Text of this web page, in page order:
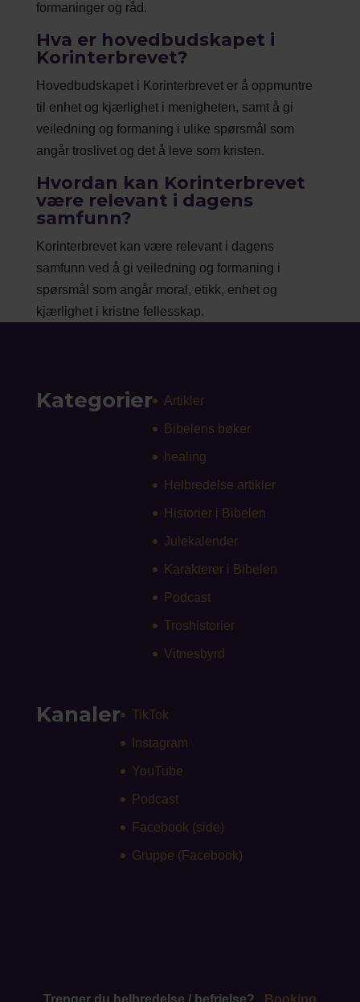
formaninger og råd.
Hva er hovedbudskapet i
Korinterbrevet?
Hovedbudskapet i Korinterbrevet er å oppmuntre
til enhet og kjærlighet i menigheten, samt å gi
veiledning og formaning i ulike spørsmål som
angår troslivet og det å leve som kristen.
Hvordan kan Korinterbrevet
være relevant i dagens
samfunn?
Korinterbrevet kan være relevant i dagens
samfunn ved å gi veiledning og formaning i
spørsmål som angår moral, etikk, enhet og
kjærlighet i kristne fellesskap.
Kategorier Artikler
Bibelens bøker
healing
Helbredelse artikler
Historier i Bibelen
Julekalender
Karakterer i Bibelen
Podcast
Troshistorier
Vitnesbyrd
Kanaler TikTok
Instagram
YouTube
Podcast
Facebook (side)
Gruppe (Facebook)
Trenger du helbredelse / befrielse? Booking